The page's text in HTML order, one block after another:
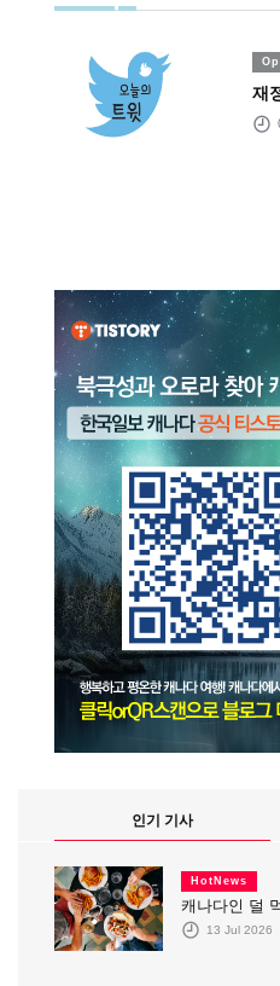
재
인기 기사
HotNews
캐나다인 덜
13 Jul 2026